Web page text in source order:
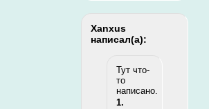
Xanxus
написал(а):
Тут что-
то
написано.
1.